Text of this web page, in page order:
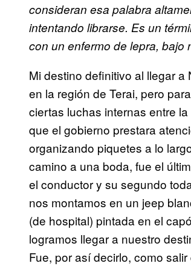
consideran esa palabra
intentando librarse. Es un
con un enfermo de lepra, bajo
Mi destino definitivo al llegar
en la región de Terai, pero
ciertas luchas internas entre
que el gobierno prestara
organizando piquetes a lo
camino a una boda, fue el
el conductor y su segundo
nos montamos en un jeep
(de hospital) pintada en el
logramos llegar a nuestro
Fue, por así decirlo, como